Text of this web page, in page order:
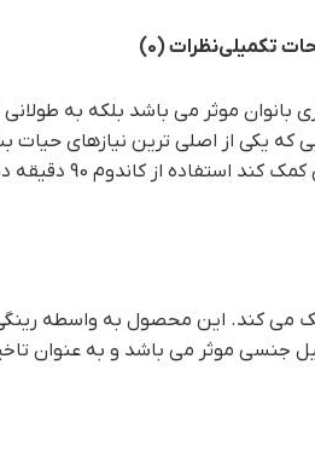
تکمیلینظرات (0)
بانوان موثر می باشد بلکه
که یکی از اصلی ترین نیازهای
انتخاب بسیار مناسبی می باشد. برای
کمک می کند. این محصول به واسطه
افزایش میل جنسی موثر می باشد و به